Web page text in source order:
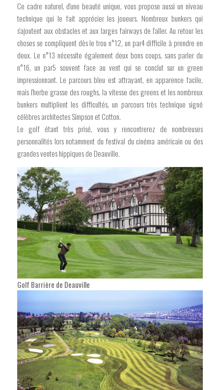
Ce cadre naturel, d'une beauté unique, vous propose aussi un niveau
technique qui le fait apprécier les joueurs. Nombreux bunkers qui
s'ajoutent aux obstacles et aux larges fairways de l'aller. Au retour les
choses se compliquent dès le trou n°12, un par4 difficile à prendre en
deux. Le n°13 nécessite également deux bons coups, sans parler du
n°16, un par5 souvent face au vent qui se conclut sur un green
impressionnant. Le parcours bleu est attrayant, en apparence facile,
mais l'herbe grasse des roughs, la vitesse des greens et les nombreux
bunkers multiplient les difficultés, un parcours très technique signé
célèbres architectes Simpson et Cotton.
Le golf étant très prisé, vous y rencontrerez de nombreuses
personnalités lors notamment du festival du cinéma américain ou des
grandes ventes hippiques de Deauville.
Golf Barrière de Deauville